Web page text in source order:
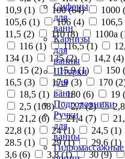
Сифоны
для
ванн
Карнизы
для
ванны
Шторки
для
ванн
Подголовники
Ручки
для
ванны
Гидромассажные
10,9 (1) 100 (64) 1000 (
105,6 (1) 106 (4) 106,5
11,5 (2) 110 (8) 1100а (
116 (1) 116,5 (1)
134 (1) 135 (2) 14,2 (4)
15 (2) 15,9 (1) 150 (
16,5 (3) 17,9 (3) 170 (2
18,5 (1) 180 (6) 19 (
2,5 (108) 2,7 (2)
21,2 (6) 21,4 (7)
22,8 (1) 24 (1) 24,5 (1)
28.5 (1) 29 (1) 29,6 (1)
3,6 (6) 3,8 (1) 30 (9)